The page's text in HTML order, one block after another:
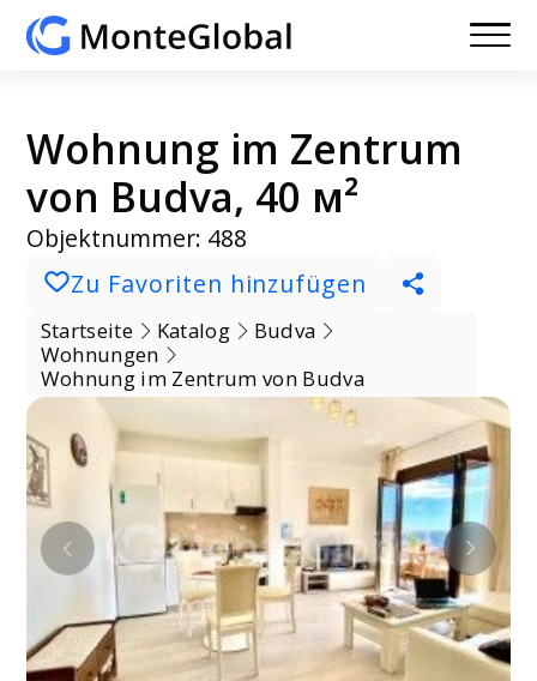
Wohnung im Zentrum
von Budva, 40 м²
Objektnummer: 488
Zu Favoriten hinzufügen
Startseite Katalog
Budva
Wohnungen
Wohnung im Zentrum von Budva